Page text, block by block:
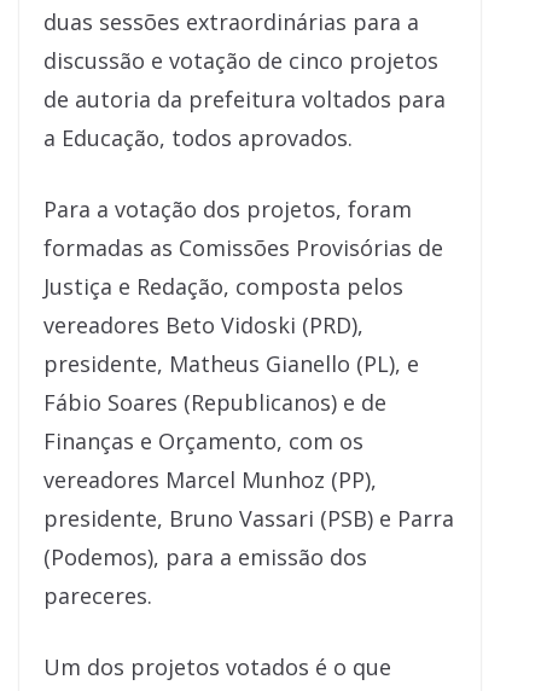
duas sessões extraordinárias para a
discussão e votação de cinco projetos
de autoria da prefeitura voltados para
a Educação, todos aprovados.
Para a votação dos projetos, foram
formadas as Comissões Provisórias de
Justiça e Redação, composta pelos
vereadores Beto Vidoski (PRD),
presidente, Matheus Gianello (PL), e
Fábio Soares (Republicanos) e de
Finanças e Orçamento, com os
vereadores Marcel Munhoz (PP),
presidente, Bruno Vassari (PSB) e Parra
(Podemos), para a emissão dos
pareceres.
Um dos projetos votados é o que